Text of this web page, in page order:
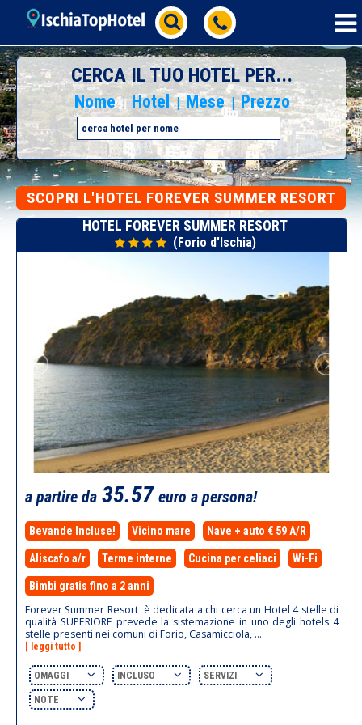
CERCA IL TUO HOTEL PER...
Nome | Hotel | Mese | Prezzo
SCOPRI L'HOTEL FOREVER SUMMER RESORT
HOTEL FOREVER SUMMER RESORT
(Forio d'Ischia)
a partire da 35.57 euro a persona!
Bevande Incluse! Vicino mare Nave + auto € 59 A/R
Aliscafo a/r Terme interne Cucina per celiaci Wi-Fi
Bimbi gratis fino a 2 anni
Forever Summer Resort è dedicata a chi cerca un Hotel 4 stelle di
qualità SUPERIORE prevede la sistemazione in uno degli hotels 4
stelle presenti nei comuni di Forio, Casamicciola, ...
[ leggi tutto ]
OMAGGI INCLUSO SERVIZI
NOTE